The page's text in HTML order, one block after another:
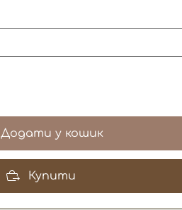
Додати у кошик
Купити